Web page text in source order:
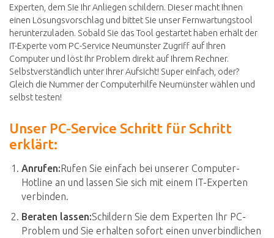
Experten, dem Sie Ihr Anliegen schildern. Dieser macht Ihnen
einen Lösungsvorschlag und bittet Sie unser Fernwartungstool
herunterzuladen. Sobald Sie das Tool gestartet haben erhält der
IT-Experte vom PC-Service Neumünster Zugriff auf Ihren
Computer und löst Ihr Problem direkt auf Ihrem Rechner.
Selbstverständlich unter Ihrer Aufsicht! Super einfach, oder?
Gleich die Nummer der Computerhilfe Neumünster wählen und
selbst testen!
Unser PC-Service Schritt für Schritt
erklärt:
Anrufen:Rufen Sie einfach bei unserer Computer-
Hotline an und lassen Sie sich mit einem IT-Experten
verbinden.
Beraten lassen:Schildern Sie dem Experten Ihr PC-
Problem und Sie erhalten sofort einen unverbindlichen